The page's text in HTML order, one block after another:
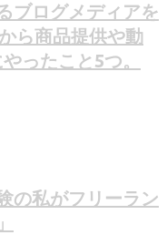
ブログメディアを
ら商品提供や動
ったこと5つ。
の私がフリーラン